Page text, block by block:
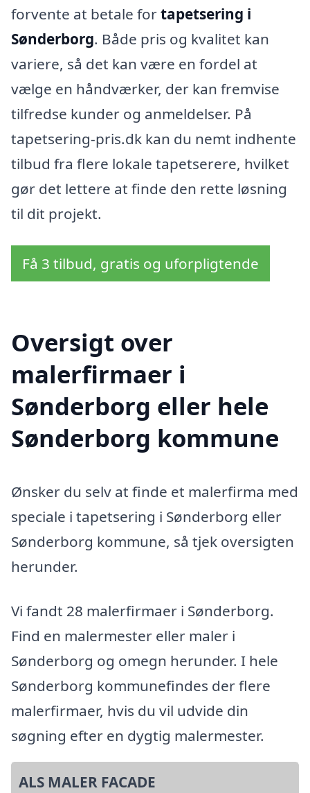
forvente at betale fortapetsering i
Sønderborg. Både pris og kvalitet kan
variere, så det kan være en fordel at
vælge en håndværker, der kan fremvise
tilfredse kunder og anmeldelser. På
tapetsering-pris.dk kan du nemt indhente
tilbud fra flere lokale tapetserere, hvilket
gør det lettere at finde den rette løsning
til dit projekt.
Få 3 tilbud, gratis og uforpligtende
Oversigt over
malerfirmaer i
Sønderborg eller hele
Sønderborg kommune
Ønsker du selv at finde et malerfirma med
speciale i tapetsering i Sønderborg eller
Sønderborg kommune, så tjek oversigten
herunder.
Vi fandt 28 malerfirmaer i Sønderborg.
Find en malermester eller maler i
Sønderborg og omegn herunder. I hele
Sønderborg kommunefindes der flere
malerfirmaer, hvis du vil udvide din
søgning efter en dygtig malermester.
ALS MALER FACADE